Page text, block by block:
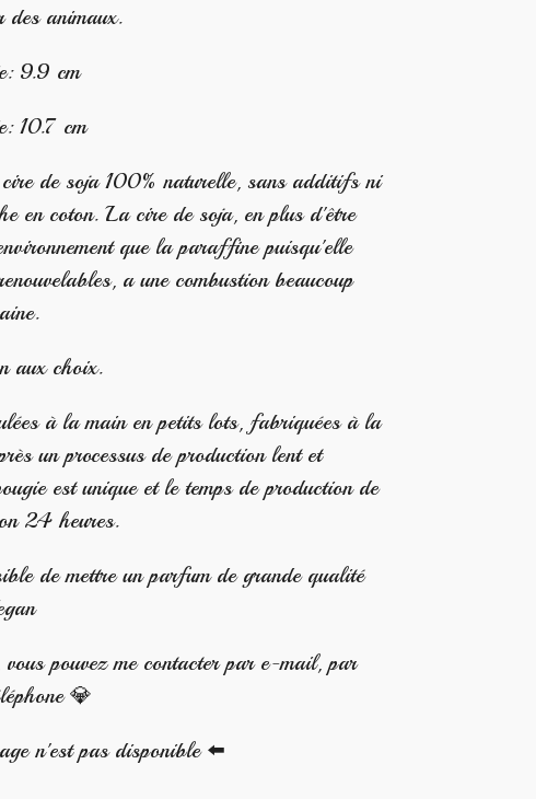
des animaux.
9.9 cm
10.7 cm
de soja 100% naturelle, sans additifs ni
en coton. La cire de soja, en plus d'être
que la paraffine puisqu'elle
a une combustion beaucoup
aux choix.
à la main en petits lots, fabriquées à la
un processus de production lent et
est unique et le temps de production de
24 heures.
de mettre un parfum de grande qualité
pouvez me contacter par e-mail, par
💎
n'est pas disponible ⬅️